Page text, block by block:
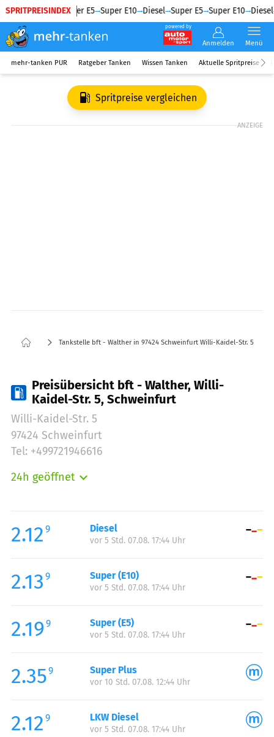
SPRITPREISINDEX
Diesel Super E5 Super E10 Diesel Super E5 Super E10 Diesel
powered by
Anmelden Menü
mehr-tanken PUR Ratgeber Tanken Wissen Tanken Aktuelle Spritpreise
Spritpreise vergleichen
ANZEIGE
Tankstelle bft - Walther in 97424 Schweinfurt Willi-Kaidel-Str. 5
Preisübersicht bft - Walther, Willi-
Kaidel-Str. 5, Schweinfurt
Willi-Kaidel-Str. 5
97424 Schweinfurt
Tel: +499721946616
24h geöffnet
Mittwoch:
00:00-23:59
Donnerstag:
Samstag:
00:00-23:59
Sonntag:
2.12 9 Diesel
vor 5 Std. 07.08. 17:44 Uhr
2.13 9 Super (E10)
vor 5 Std. 07.08. 17:44 Uhr
2.19 9 Super (E5)
vor 5 Std. 07.08. 17:44 Uhr
2.359 Super Plus
vor 10 Std. 07.08. 12:44 Uhr
2.12 9 LKW Diesel
vor 5 Std. 07.08. 17:44 Uhr